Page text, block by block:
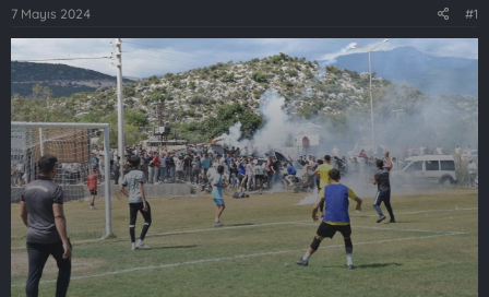
b
l
a
t
a
n
ı
a
r
i
h
i
7 Mayıs 2024 #1